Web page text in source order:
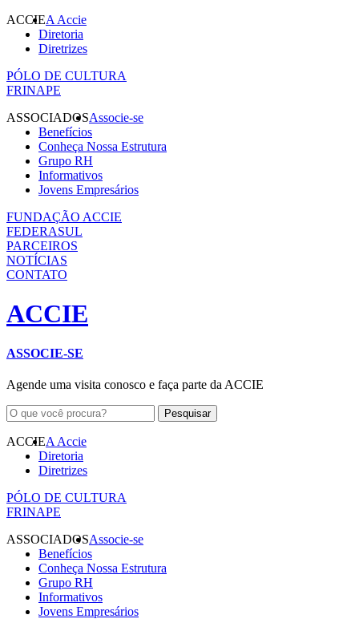
ACCIEA Accie
Diretoria
Diretrizes
PÓLO DE CULTURA
FRINAPE
ASSOCIADOSAssocie-se
Benefícios
Conheça Nossa Estrutura
Grupo RH
Informativos
Jovens Empresários
FUNDAÇÃO ACCIE
FEDERASUL
PARCEIROS
NOTÍCIAS
CONTATO
ACCIE
ASSOCIE-SE
Agende uma visita conosco e faça parte da ACCIE
ACCIEA Accie
Diretoria
Diretrizes
PÓLO DE CULTURA
FRINAPE
ASSOCIADOSAssocie-se
Benefícios
Conheça Nossa Estrutura
Grupo RH
Informativos
Jovens Empresários